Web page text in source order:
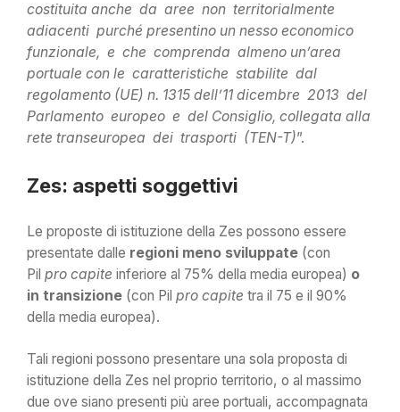
costituita anche da aree non territorialmente
adiacenti purché presentino un nesso economico
funzionale, e che comprenda almeno un’area
portuale con le caratteristiche stabilite dal
regolamento (UE) n. 1315 dell’11 dicembre 2013 del
Parlamento europeo e del Consiglio, collegata alla
rete transeuropea dei trasporti (TEN-T)”.
Zes: aspetti soggettivi
Le proposte di istituzione della Zes possono essere
presentate dalle regioni meno sviluppate (con
Pil pro capite inferiore al 75% della media europea) o
in transizione (con Pil pro capite tra il 75 e il 90%
della media europea).
Tali regioni possono presentare una sola proposta di
istituzione della Zes nel proprio territorio, o al massimo
due ove siano presenti più aree portuali, accompagnata